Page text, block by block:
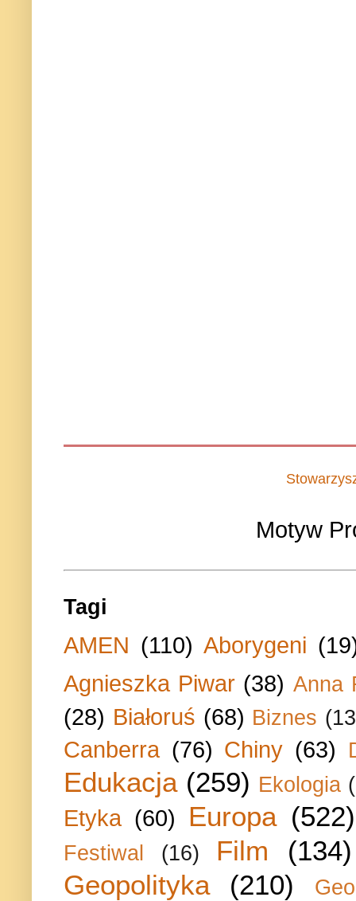
Motyw
Tagi
AMEN (110) Aborygeni
Agnieszka Piwar (38) Anna
(28) Białoruś (68) Biznes
Canberra (76) Chiny (63)
Edukacja (259) Ekologia
Etyka (60) Europa (522)
Festiwal (16) Film
(134)
Geopolityka
(210)